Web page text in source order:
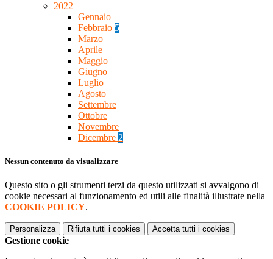
2022
Gennaio
Febbraio 5
Marzo
Aprile
Maggio
Giugno
Luglio
Agosto
Settembre
Ottobre
Novembre
Dicembre 2
Nessun contenuto da visualizzare
Questo sito o gli strumenti terzi da questo utilizzati si avvalgono di
cookie necessari al funzionamento ed utili alle finalità illustrate nella
COOKIE POLICY.
Personalizza Rifiuta tutti i cookies Accetta tutti i cookies
Gestione cookie